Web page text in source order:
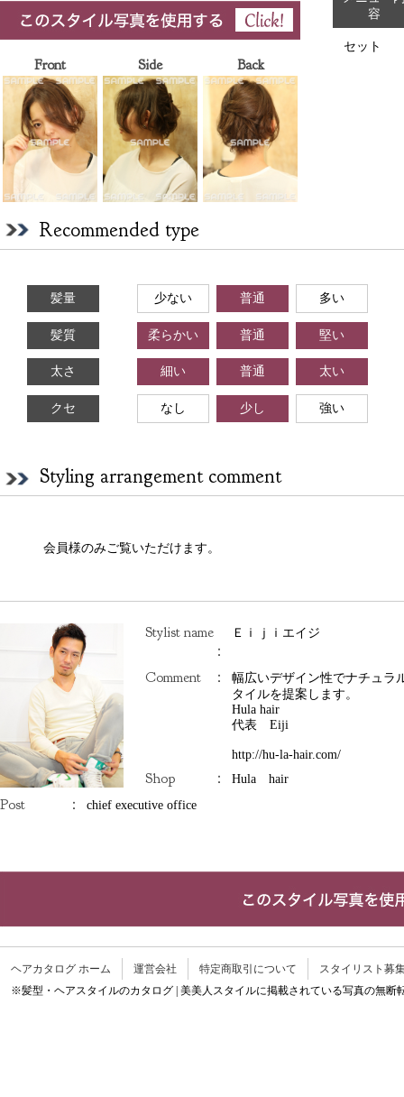
Front Side Back
容
セット
Recommended type
髪量 少ない 普通 多い
髪質 柔らかい 普通 堅い
太さ 細い 普通 太い
クセ なし 少し 強い
Styling arrangement comment
会員様のみご覧いただけます。
Stylist name
：
Ｅｉｊｉエイジ
Comment ：
幅広いデザイン性でナチュラ
タイルを提案します。
Hula hair
代表 Eiji
http://hu-la-hair.com/
Shop ： Hula hair
Post ： chief executive office
ヘアカタログ ホーム 運営会社 特定商取引について
スタイリスト募
※髪型・ヘアスタイルのカタログ | 美美人スタイルに掲載されている写真の無断